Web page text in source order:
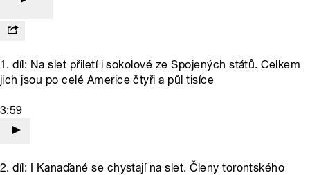
1. díl: Na slet přiletí i sokolové ze Spojených států. Celkem
jich jsou po celé Americe čtyři a půl tisíce
3:59
2. díl: I Kanaďané se chystají na slet. Členy torontského